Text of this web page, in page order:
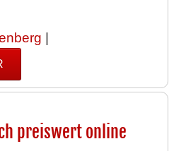
|
preiswert online